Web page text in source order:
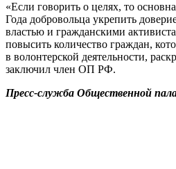
«Если говорить о целях, то
Года добровольца укрепить
властью и гражданскими
повысить количество граждан,
в волонтерской деятельности,
заключил член ОП РФ.
Пресс-служба Общественной